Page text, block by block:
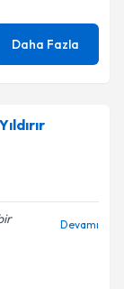
Daha Fazla
Devamı